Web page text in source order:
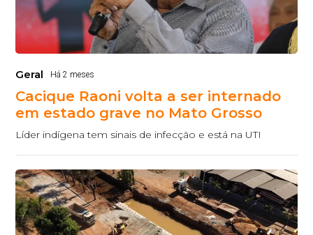
Geral Há 2 meses
Cacique Raoni volta a ser internado
em estado grave no Mato Grosso
Líder indígena tem sinais de infecção e está na UTI